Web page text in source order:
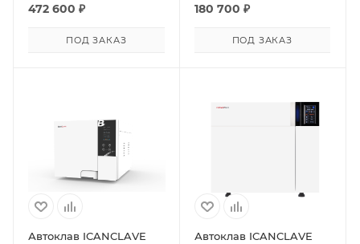
472 600 ₽
ПОД ЗАКАЗ
180 700 ₽
ПОД ЗАКАЗ
Автоклав ICANCLAVE
Автоклав ICANCLAVE